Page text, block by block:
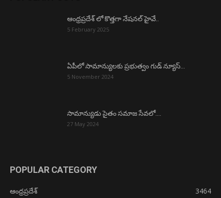
ఆంధ్రప్రదేశ్ లో కొత్తగా నేషనల్ హైవే..
5 February 2025
ఏపీలో సామాన్యులకు ప్రభుత్వం గుడ్ న్యూస్…
5 November 2024
సామాన్యుడు సైతం సమాజ సేవలో….
27 May 2024
POPULAR CATEGORY
ఆంధ్రప్రదేశ్
3464